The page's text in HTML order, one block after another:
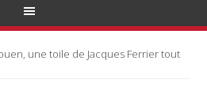
une toile de Jacques Ferrier tout